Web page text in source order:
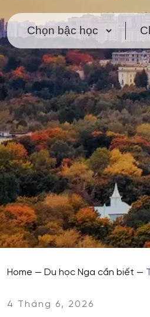
Home — Du học Nga cần biết —
4 Tháng 6, 2026